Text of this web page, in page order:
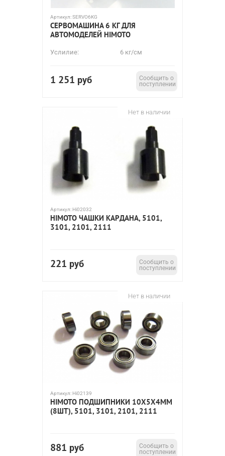
Артикул:SERVO6KG
СЕРВОМАШИНА 6 КГ ДЛЯ
АВТОМОДЕЛЕЙ HIMOTO
Услилие: 6 кг/см
1 251 руб
Сообщить о
поступлении
Нет в наличии
Артикул: Hi02032
HIMOTO ЧАШКИ КАРДАНА, 5101,
3101, 2101, 2111
221 руб
Сообщить о
поступлении
Нет в наличии
Артикул: Hi02139
HIMOTO ПОДШИПНИКИ 10X5X4ММ
(8ШТ), 5101, 3101, 2101, 2111
881 руб
Сообщить о
поступлении